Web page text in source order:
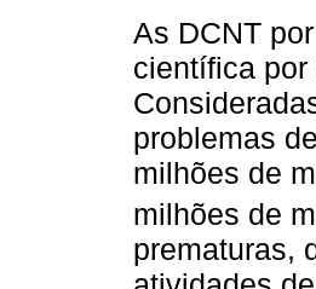
As DCNT
científica
problemas
milhões de
milhões de
prematuras,